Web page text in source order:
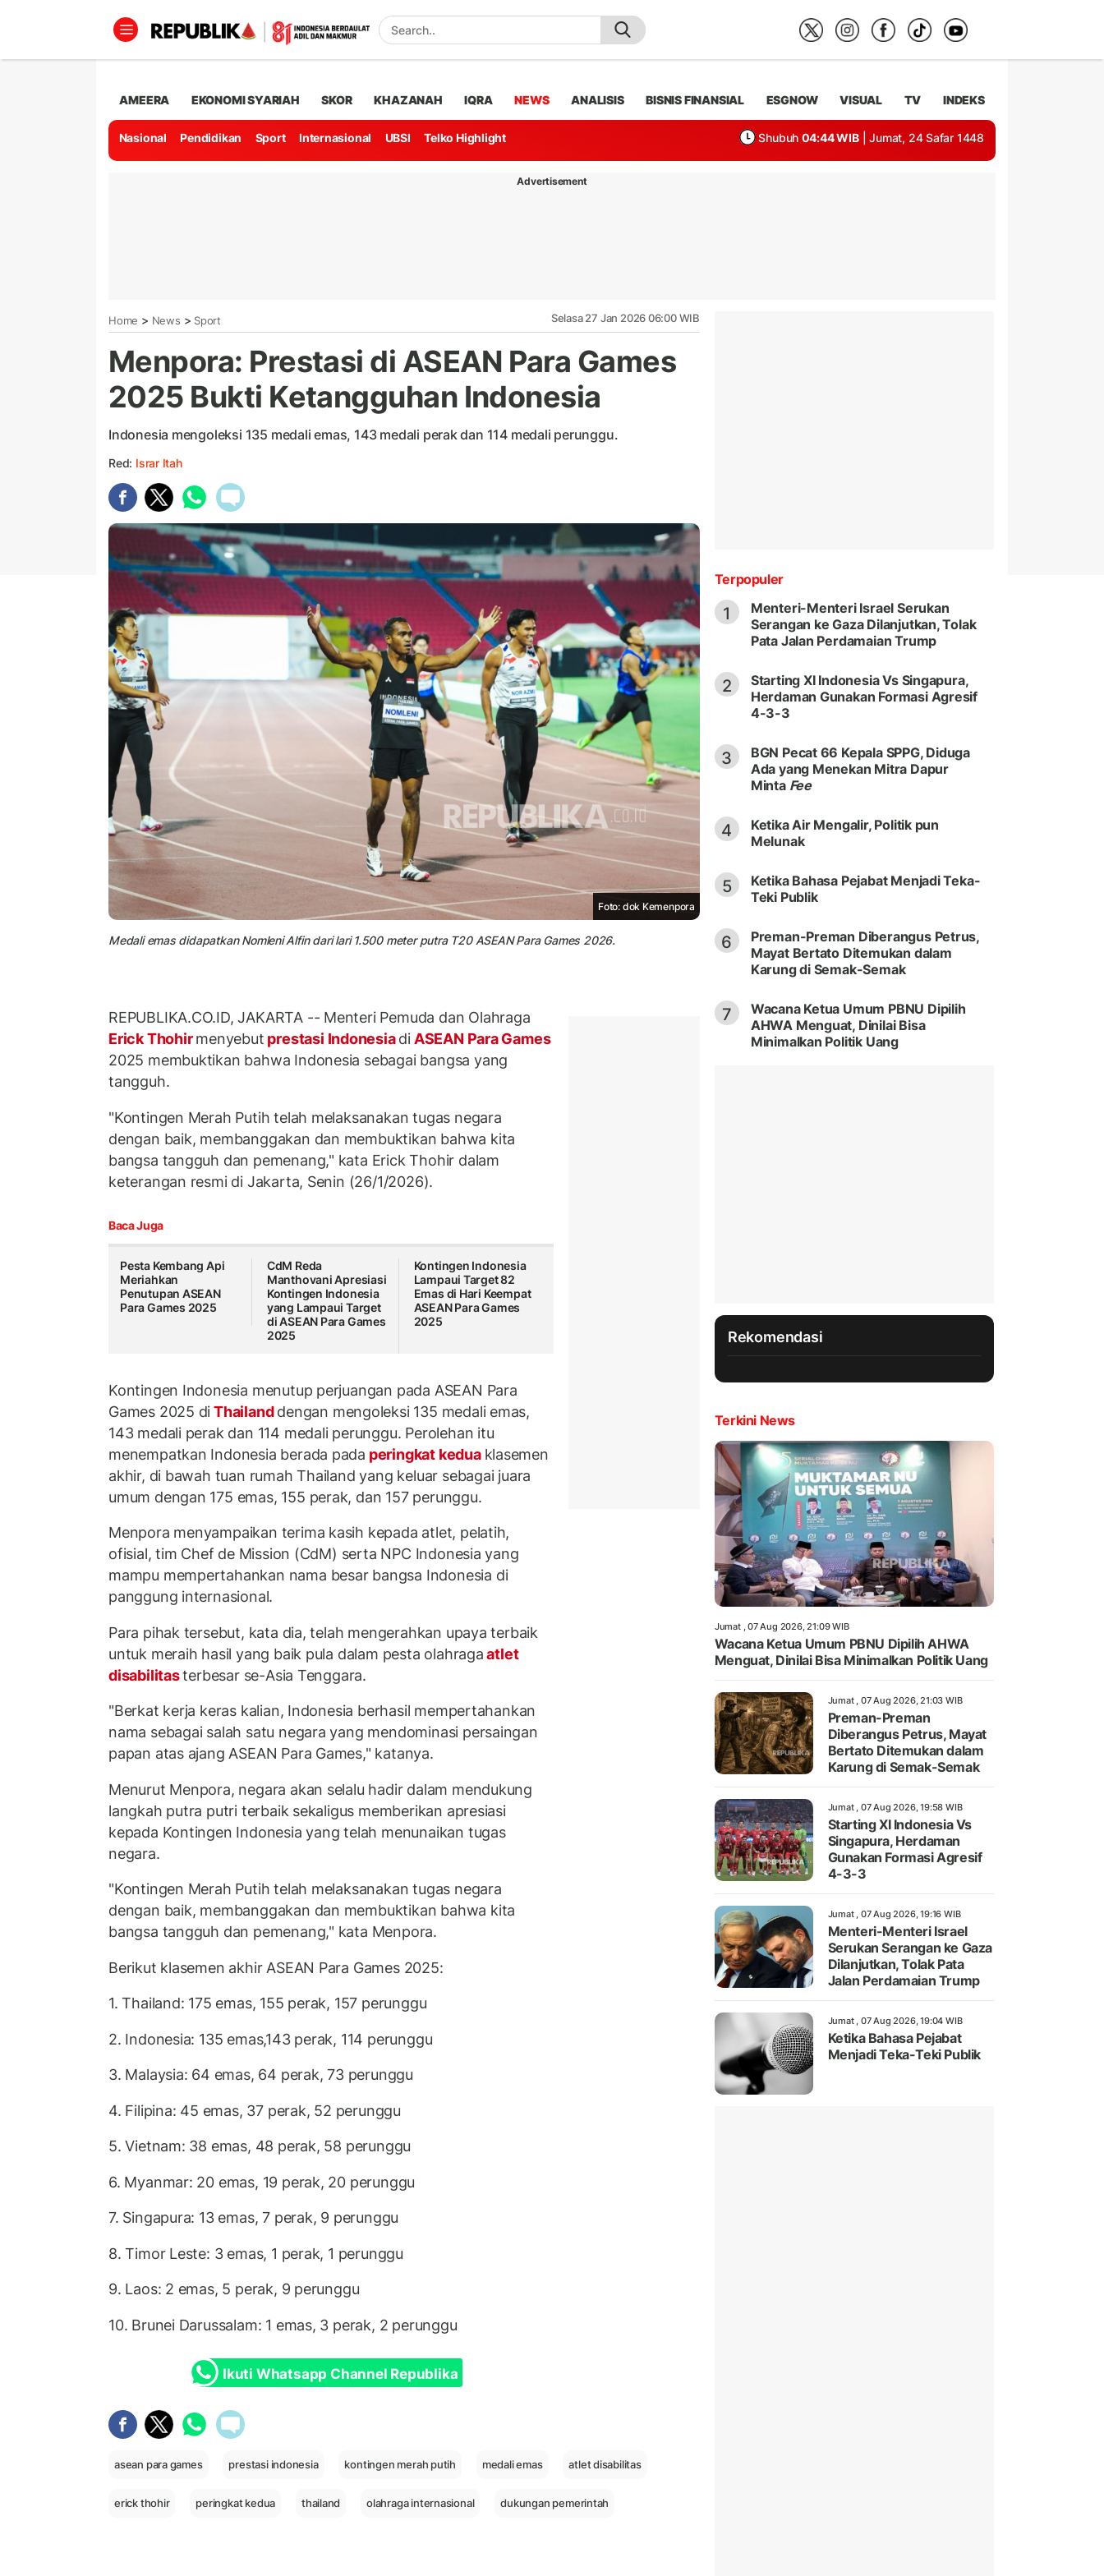
AMEERA EKONOMI SYARIAH SKOR KHAZANAH IQRA NEWS ANALISIS BISNIS FINANSIAL ESGNOW VISUAL TV INDEKS
Nasional Pendidikan Sport Internasional UBSI Telko Highlight Shubuh 04:44 WIB | Jumat, 24 Safar 1448
Advertisement
Home > News > Sport Selasa 27 Jan 2026 06:00 WIB
Menpora: Prestasi di ASEAN Para Games
2025 Bukti Ketangguhan Indonesia
Indonesia mengoleksi 135 medali emas, 143 medali perak dan 114 medali perunggu.
Red: Israr Itah
Foto: dok Kemenpora
Medali emas didapatkan Nomleni Alfin dari lari 1.500 meter putra T20 ASEAN Para Games 2026.
REPUBLIKA.CO.ID, JAKARTA -- Menteri Pemuda dan Olahraga
Erick Thohirmenyebut prestasi Indonesiadi ASEAN Para Games
2025 membuktikan bahwa Indonesia sebagai bangsa yang
tangguh.
"Kontingen Merah Putih telah melaksanakan tugas negara
dengan baik, membanggakan dan membuktikan bahwa kita
bangsa tangguh dan pemenang," kata Erick Thohir dalam
keterangan resmi di Jakarta, Senin (26/1/2026).
Baca Juga
Pesta Kembang Api
Meriahkan
Penutupan ASEAN
Para Games 2025
CdM Reda
Manthovani Apresiasi
Kontingen Indonesia
yang Lampaui Target
di ASEAN Para Games
2025
Kontingen Indonesia
Lampaui Target 82
Emas di Hari Keempat
ASEAN Para Games
2025
Kontingen Indonesia menutup perjuangan pada ASEAN Para
Games 2025 diThailanddengan mengoleksi 135 medali emas,
143 medali perak dan 114 medali perunggu. Perolehan itu
menempatkan Indonesia berada pada peringkat kedua klasemen
akhir, di bawah tuan rumah Thailand yang keluar sebagai juara
umum dengan 175 emas, 155 perak, dan 157 perunggu.
Menpora menyampaikan terima kasih kepada atlet, pelatih,
ofisial, tim Chef de Mission (CdM) serta NPC Indonesia yang
mampu mempertahankan nama besar bangsa Indonesia di
panggung internasional.
Para pihak tersebut, kata dia, telah mengerahkan upaya terbaik
untuk meraih hasil yang baik pula dalam pesta olahragaatlet
disabilitasterbesar se-Asia Tenggara.
"Berkat kerja keras kalian, Indonesia berhasil mempertahankan
nama sebagai salah satu negara yang mendominasi persaingan
papan atas ajang ASEAN Para Games," katanya.
Menurut Menpora, negara akan selalu hadir dalam mendukung
langkah putra putri terbaik sekaligus memberikan apresiasi
kepada Kontingen Indonesia yang telah menunaikan tugas
negara.
"Kontingen Merah Putih telah melaksanakan tugas negara
dengan baik, membanggakan dan membuktikan bahwa kita
bangsa tangguh dan pemenang," kata Menpora.
Berikut klasemen akhir ASEAN Para Games 2025:
1. Thailand: 175 emas, 155 perak, 157 perunggu
2. Indonesia: 135 emas,143 perak, 114 perunggu
3. Malaysia: 64 emas, 64 perak, 73 perunggu
4. Filipina: 45 emas, 37 perak, 52 perunggu
5. Vietnam: 38 emas, 48 perak, 58 perunggu
6. Myanmar: 20 emas, 19 perak, 20 perunggu
7. Singapura: 13 emas, 7 perak, 9 perunggu
8. Timor Leste: 3 emas, 1 perak, 1 perunggu
9. Laos: 2 emas, 5 perak, 9 perunggu
10. Brunei Darussalam: 1 emas, 3 perak, 2 perunggu
Ikuti Whatsapp Channel Republika
asean para games prestasi indonesia kontingen merah putih medali emas atlet disabilitas
erick thohir peringkat kedua thailand olahraga internasional dukungan pemerintah
Terpopuler
1
Menteri-Menteri Israel Serukan
Serangan ke Gaza Dilanjutkan, Tolak
Pata Jalan Perdamaian Trump
2
Starting XI Indonesia Vs Singapura,
Herdaman Gunakan Formasi Agresif
4-3-3
3
BGN Pecat 66 Kepala SPPG, Diduga
Ada yang Menekan Mitra Dapur
Minta Fee
4
Ketika Air Mengalir, Politik pun
Melunak
5
Ketika Bahasa Pejabat Menjadi Teka-
Teki Publik
6
Preman-Preman Diberangus Petrus,
Mayat Bertato Ditemukan dalam
Karung di Semak-Semak
7
Wacana Ketua Umum PBNU Dipilih
AHWA Menguat, Dinilai Bisa
Minimalkan Politik Uang
Rekomendasi
Terkini News
Jumat , 07 Aug 2026, 21:09 WIB
Wacana Ketua Umum PBNU Dipilih AHWA
Menguat, Dinilai Bisa Minimalkan Politik Uang
Jumat , 07 Aug 2026, 21:03 WIB
Preman-Preman
Diberangus Petrus, Mayat
Bertato Ditemukan dalam
Karung di Semak-Semak
Jumat , 07 Aug 2026, 19:58 WIB
Starting XI Indonesia Vs
Singapura, Herdaman
Gunakan Formasi Agresif
4-3-3
Jumat , 07 Aug 2026, 19:16 WIB
Menteri-Menteri Israel
Serukan Serangan ke Gaza
Dilanjutkan, Tolak Pata
Jalan Perdamaian Trump
Jumat , 07 Aug 2026, 19:04 WIB
Ketika Bahasa Pejabat
Menjadi Teka-Teki Publik